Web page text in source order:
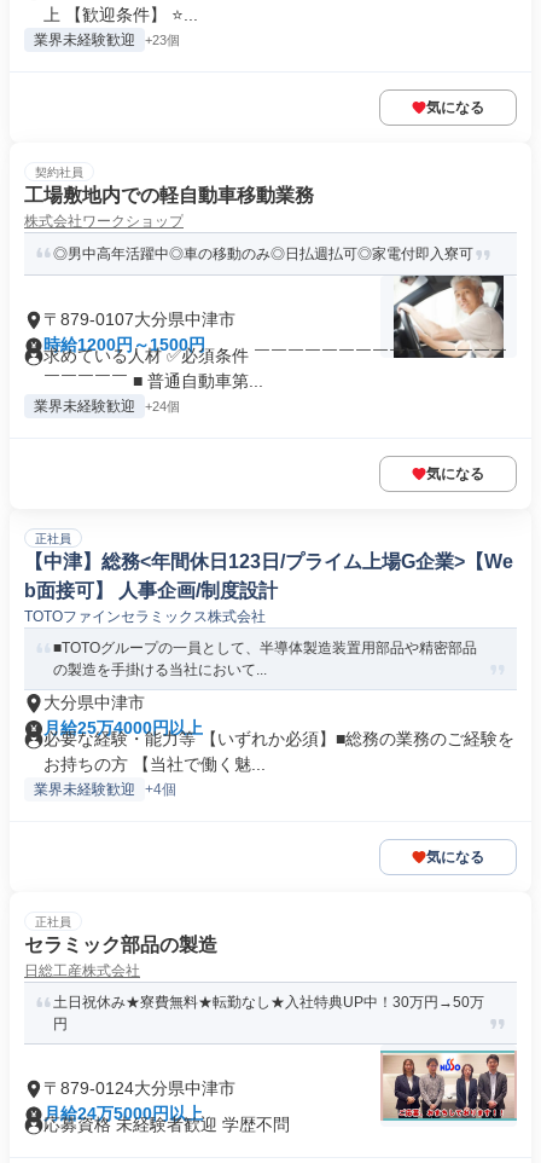
上 【歓迎条件】 ⭐...
業界未経験歓迎 +23個
気になる
契約社員
工場敷地内での軽自動車移動業務
株式会社ワークショップ
◎男中高年活躍中◎車の移動のみ◎日払週払可◎家電付即入寮可
〒879-0107大分県中津市
時給1200円～1500円
求めている人材 ✅必須条件 ￣￣￣￣￣￣￣￣￣￣￣￣￣￣￣
￣￣￣￣￣ ■ 普通自動車第...
業界未経験歓迎 +24個
気になる
正社員
【中津】総務<年間休日123日/プライム上場G企業>【We
b面接可】 人事企画/制度設計
TOTOファインセラミックス株式会社
■TOTOグループの一員として、半導体製造装置用部品や精密部品
の製造を手掛ける当社において...
大分県中津市
月給25万4000円以上
必要な経験・能力等 【いずれか必須】■総務の業務のご経験を
お持ちの方 【当社で働く魅...
業界未経験歓迎 +4個
気になる
正社員
セラミック部品の製造
日総工産株式会社
土日祝休み★寮費無料★転勤なし★入社特典UP中！30万円→50万
円
〒879-0124大分県中津市
月給24万5000円以上
応募資格 未経験者歓迎 学歴不問